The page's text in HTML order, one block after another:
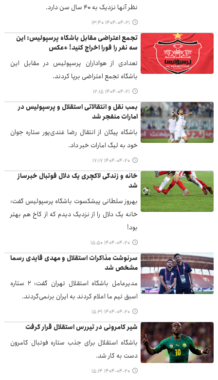
نظر آنها نزدیک به ۴۰ سال سن دارد.
۱۴۰۴-۰۴-۲۱ ۱۳:۴۰
تجمع اعتراضی مقابل باشگاه پرسپولیس: این
سه نفر را فورا اخراج کنید! +عکس
تعدادی از هواداران پرسپولیس در مقابل این
باشگاه تجمع اعتراضی برپا کردند.
۱۴۰۴-۰۴-۲۱ ۱۲:۱۵
بمب نقل و انتقالاتی استقلال و پرسپولیس در
امارات منفجر شد
باشگاه پیکان از انتقال رضا غندی‌پور ستاره جوان
خود به لیگ امارات خبر داد.
۱۴۰۴-۰۴-۲۰ ۱۷:۱۷
خانه و زندگی لاکچری یک دلال فوتبال خبرساز
شد
بهروز سلطانی پیشکسوت باشگاه پرسپولیس گفت:
خانه یک دلال را از نزدیک دیدم که از کاخ هم بهتر
بود!
۱۴۰۴-۰۴-۲۰ ۱۵:۵۰
سرنوشت مذاکرات استقلال و مهدی قایدی رسما
مشخص شد
مدیرعامل باشگاه استقلال تهران گفت: ۲ ستاره
اسبق تیم ما اعلام کردند به ایران برنمی‌گردند.
۱۴۰۴-۰۴-۲۰ ۱۵:۳۱
شیر کامرونی در تیررس استقلال قرار گرفت
باشگاه استقلال برای جذب ستاره فوتبال کامرون
دست به کار شد.
۱۴۰۴-۰۴-۲۰ ۱۵:۱۴